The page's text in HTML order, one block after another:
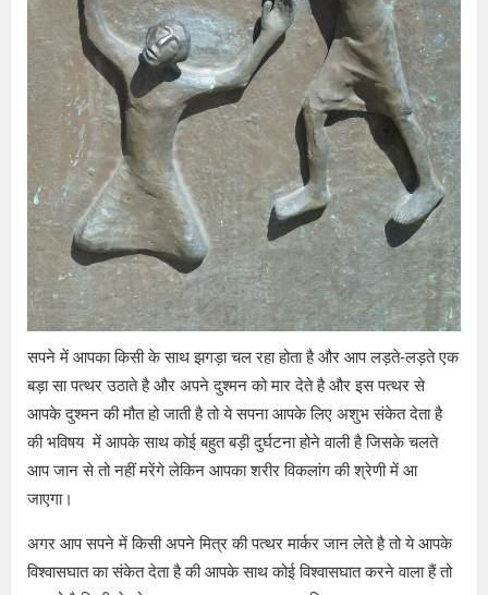
सपने में आपका किसी के साथ झगड़ा चल रहा होता है और आप लड़ते-लड़ते एक
बड़ा सा पत्थर उठाते है और अपने दुश्मन को मार देते है और इस पत्थर से
आपके दुश्मन की मौत हो जाती है तो ये सपना आपके लिए अशुभ संकेत देता है
की भविषय में आपके साथ कोई बहुत बड़ी दुर्घटना होने वाली है जिसके चलते
आप जान से तो नहीं मरेंगे लेकिन आपका शरीर विकलांग की श्रेणी में आ
जाएगा।
अगर आप सपने में किसी अपने मित्र की पत्थर मार्कर जान लेते है तो ये आपके
विश्वासघात का संकेत देता है की आपके साथ कोई विश्वासघात करने वाला हैं तो